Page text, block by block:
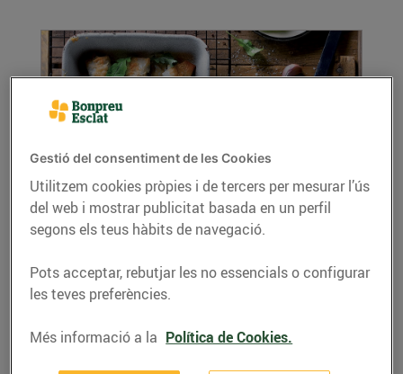
‘Bricks’ de verdures
28/de setembre/2018
Recepta de "Bricks" de verdures amb 3 passos
molt simples de fer. Gaudiu-los
Gestió del consentiment de les Cookies
Utilitzem cookies pròpies i de tercers per mesurar l’ús
del web i mostrar publicitat basada en un perfil
segons els teus hàbits de navegació.
Pots acceptar, rebutjar les no essencials o configurar
les teves preferències.
Més informació a la Política de Cookies.